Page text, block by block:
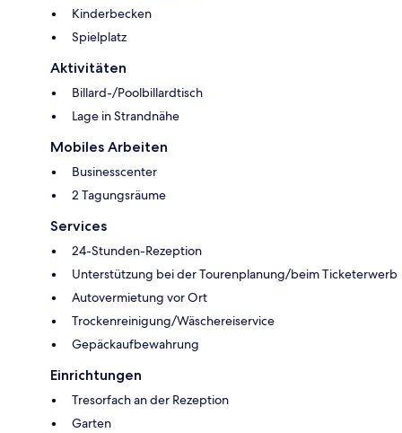
Kinderbecken
Spielplatz
Aktivitäten
Billard-/Poolbillardtisch
Lage in Strandnähe
Mobiles Arbeiten
Businesscenter
2 Tagungsräume
Services
24-Stunden-Rezeption
Unterstützung bei der Tourenplanung/beim Ticketerwerb
Autovermietung vor Ort
Trockenreinigung/Wäschereiservice
Gepäckaufbewahrung
Einrichtungen
Tresorfach an der Rezeption
Garten